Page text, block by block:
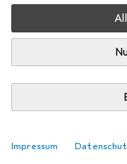
Impressum
Zwischen Mi,
Lieferort
fahrrad-teile.shopDE